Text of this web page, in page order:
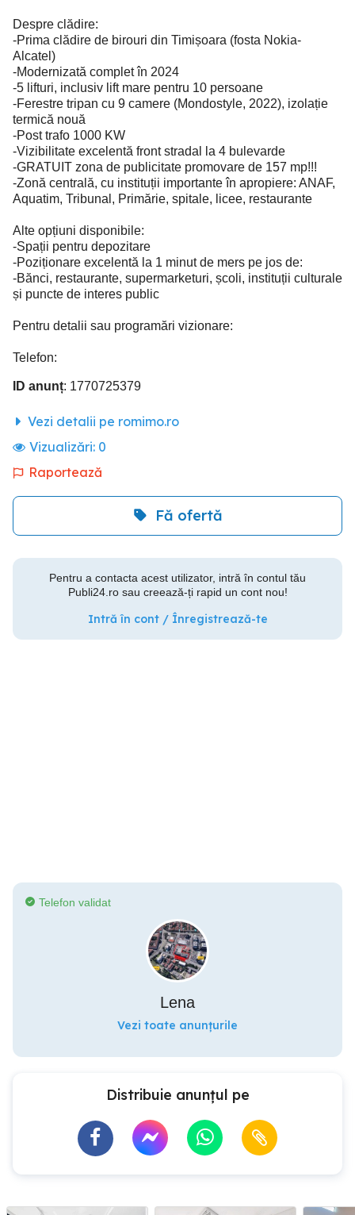
Despre clădire:
-Prima clădire de birouri din Timișoara (fosta Nokia-
Alcatel)
-Modernizată complet în 2024
-5 lifturi, inclusiv lift mare pentru 10 persoane
-Ferestre tripan cu 9 camere (Mondostyle, 2022), izolație
termică nouă
-Post trafo 1000 KW
-Vizibilitate excelentă front stradal la 4 bulevarde
-GRATUIT zona de publicitate promovare de 157 mp!!!
-Zonă centrală, cu instituții importante în apropiere: ANAF,
Aquatim, Tribunal, Primărie, spitale, licee, restaurante
Alte opțiuni disponibile:
-Spații pentru depozitare
-Poziționare excelentă la 1 minut de mers pe jos de:
-Bănci, restaurante, supermarketuri, școli, instituții culturale
și puncte de interes public
Pentru detalii sau programări vizionare:
Telefon:
ID anunț: 1770725379
Vezi detalii pe romimo.ro
Vizualizări: 0
Raportează
Fă ofertă
Pentru a contacta acest utilizator, intră în contul tău
Publi24.ro sau creează-ți rapid un cont nou!
Intră în cont / Înregistrează-te
Telefon validat
Lena
Vezi toate anunțurile
Distribuie anunțul pe